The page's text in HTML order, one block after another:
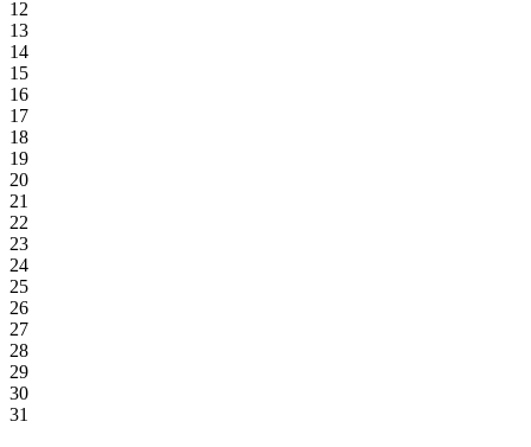
12
13
14
15
16
17
18
19
20
21
22
23
24
25
26
27
28
29
30
31